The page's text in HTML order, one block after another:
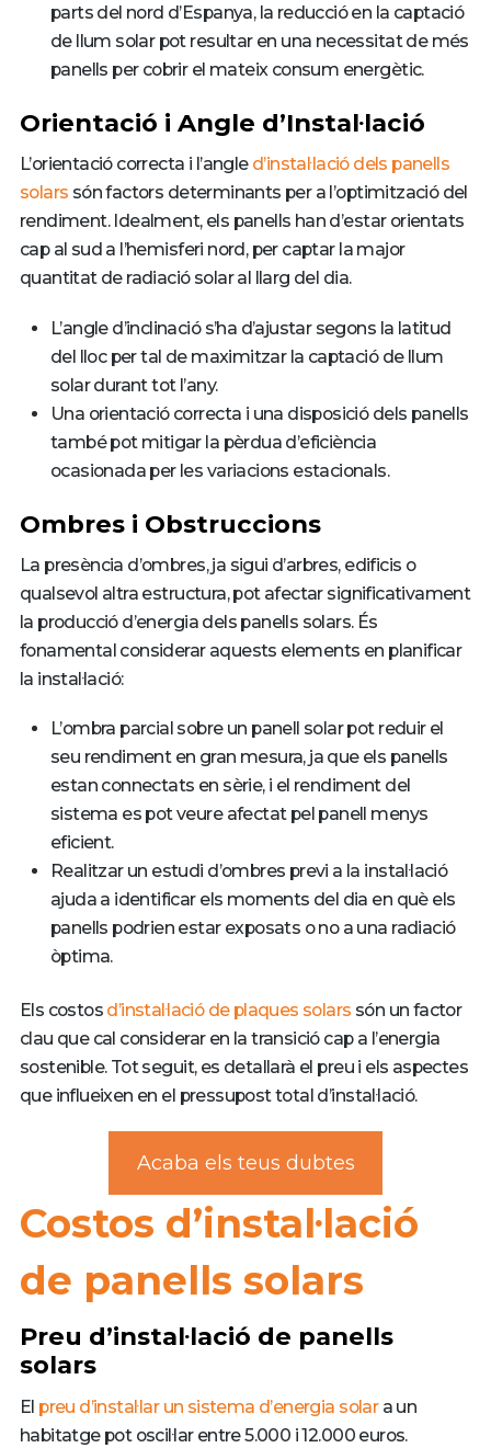
parts del nord d’Espanya, la reducció en la captació
de llum solar pot resultar en una necessitat de més
panells per cobrir el mateix consum energètic.
Orientació i Angle d’Instal·lació
L’orientació correcta i l’angle d’instal·lació dels panells
solars són factors determinants per a l’optimització del
rendiment. Idealment, els panells han d’estar orientats
cap al sud a l’hemisferi nord, per captar la major
quantitat de radiació solar al llarg del dia.
L’angle d’inclinació s’ha d’ajustar segons la latitud
del lloc per tal de maximitzar la captació de llum
solar durant tot l’any.
Una orientació correcta i una disposició dels panells
també pot mitigar la pèrdua d’eficiència
ocasionada per les variacions estacionals.
Ombres i Obstruccions
La presència d’ombres, ja sigui d’arbres, edificis o
qualsevol altra estructura, pot afectar significativament
la producció d’energia dels panells solars. És
fonamental considerar aquests elements en planificar
la instal·lació:
L’ombra parcial sobre un panell solar pot reduir el
seu rendiment en gran mesura, ja que els panells
estan connectats en sèrie, i el rendiment del
sistema es pot veure afectat pel panell menys
eficient.
Realitzar un estudi d’ombres previ a la instal·lació
ajuda a identificar els moments del dia en què els
panells podrien estar exposats o no a una radiació
òptima.
Els costos d’instal·lació de plaques solars són un factor
clau que cal considerar en la transició cap a l’energia
sostenible. Tot seguit, es detallarà el preu i els aspectes
que influeixen en el pressupost total d’instal·lació.
Acaba els teus dubtes
Costos d’instal·lació
de panells solars
Preu d’instal·lació de panells
solars
El preu d’instal·lar un sistema d’energia solara un
habitatge pot oscil·lar entre 5.000 i 12.000 euros.